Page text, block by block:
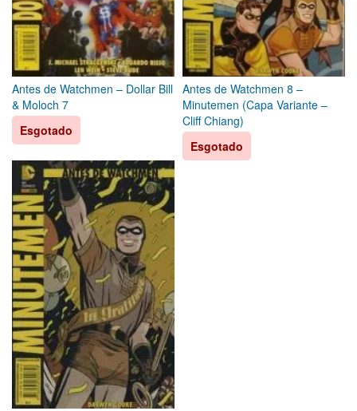
Antes de Watchmen – Dollar Bill
& Moloch 7
Esgotado
Antes de Watchmen 8 –
Minutemen (Capa Variante –
Cliff Chiang)
Esgotado